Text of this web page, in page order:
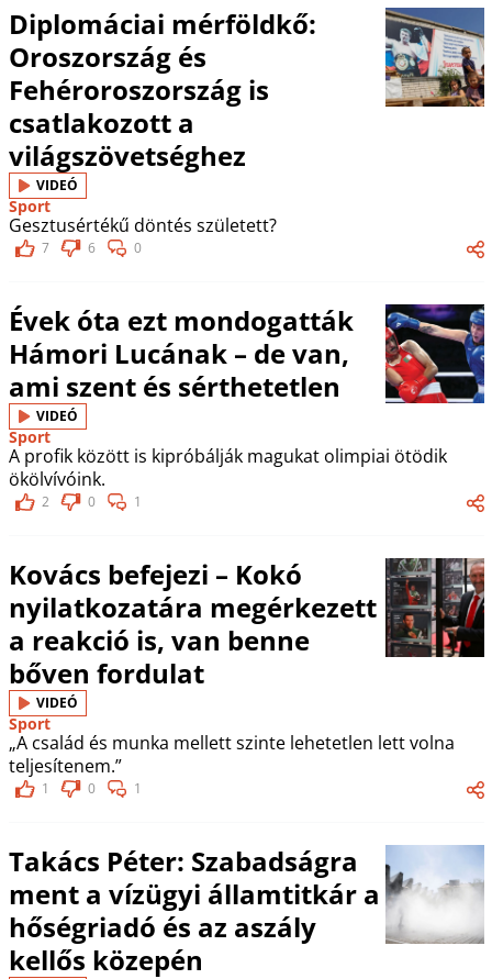
Diplomáciai mérföldkő:
Oroszország és
Fehéroroszország is
csatlakozott a
világszövetséghez
VIDEÓ
Sport
Gesztusértékű döntés született?
7 6 0
Évek óta ezt mondogatták
Hámori Lucának – de van,
ami szent és sérthetetlen
VIDEÓ
Sport
A profik között is kipróbálják magukat olimpiai ötödik
ökölvívóink.
2 0 1
Kovács befejezi – Kokó
nyilatkozatára megérkezett
a reakció is, van benne
bőven fordulat
VIDEÓ
Sport
„A család és munka mellett szinte lehetetlen lett volna
teljesítenem.”
1 0 1
Takács Péter: Szabadságra
ment a vízügyi államtitkár a
hőségriadó és az aszály
kellős közepén